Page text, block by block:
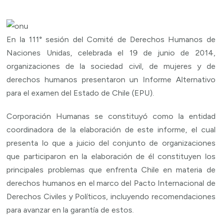
En la 111° sesión del Comité de Derechos Humanos de
Naciones Unidas, celebrada el 19 de junio de 2014,
organizaciones de la sociedad civil, de mujeres y de
derechos humanos presentaron un Informe Alternativo
para el examen del Estado de Chile (EPU).
Corporación Humanas se constituyó como la entidad
coordinadora de la elaboración de este informe, el cual
presenta lo que a juicio del conjunto de organizaciones
que participaron en la elaboración de él constituyen los
principales problemas que enfrenta Chile en materia de
derechos humanos en el marco del Pacto Internacional de
Derechos Civiles y Políticos, incluyendo recomendaciones
para avanzar en la garantía de estos.